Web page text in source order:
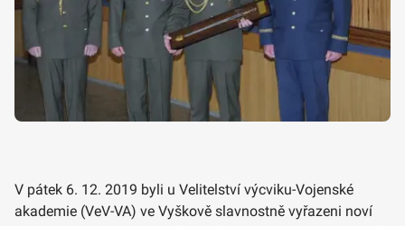
V pátek 6. 12. 2019 byli u Velitelství výcviku-Vojenské
akademie (VeV-VA) ve Vyškově slavnostně vyřazeni noví